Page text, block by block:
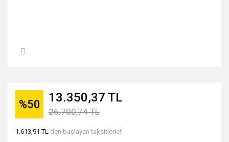
%50 13.350,37 TL
26.700,74 TL
1.613,91 TL den başlayan taksitlerle!!